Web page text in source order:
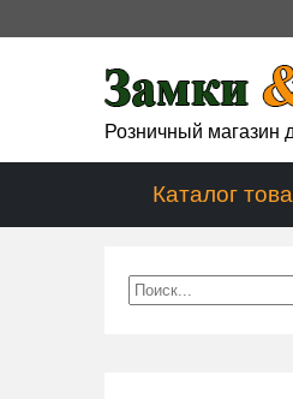
Розничный магазин
Каталог